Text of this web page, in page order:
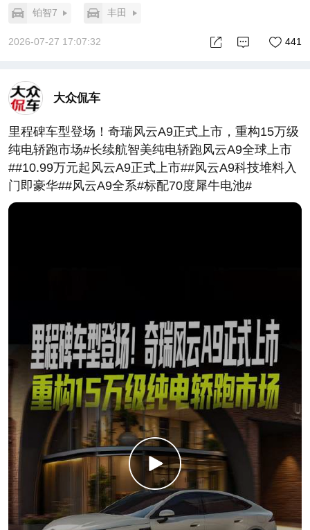
铂智7 丰田
2026-07-27 17:07:32 441
大众侃车
里程碑车型登场！奇瑞风云A9正式上市，重构15万级
纯电轿跑市场#长续航智美纯电轿跑风云A9全球上市
##10.99万元起风云A9正式上市##风云A9科技堆料入
门即豪华##风云A9全系#标配70度犀牛电池#